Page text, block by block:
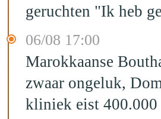
geruchten "Ik heb
06/08 17:00
Marokkaanse
zwaar ongeluk,
kliniek eist 400.000